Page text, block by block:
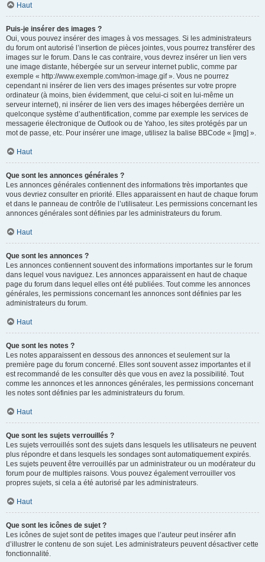
Haut
Puis-je insérer des images ?
Oui, vous pouvez insérer des images à vos messages. Si les administrateurs
du forum ont autorisé l’insertion de pièces jointes, vous pourrez transférer des
images sur le forum. Dans le cas contraire, vous devrez insérer un lien vers
une image distante, hébergée sur un serveur internet public, comme par
exemple « http://www.exemple.com/mon-image.gif ». Vous ne pourrez
cependant ni insérer de lien vers des images présentes sur votre propre
ordinateur (à moins, bien évidemment, que celui-ci soit en lui-même un
serveur internet), ni insérer de lien vers des images hébergées derrière un
quelconque système d’authentification, comme par exemple les services de
messagerie électronique de Outlook ou de Yahoo, les sites protégés par un
mot de passe, etc. Pour insérer une image, utilisez la balise BBCode « [img] ».
Haut
Que sont les annonces générales ?
Les annonces générales contiennent des informations très importantes que
vous devriez consulter en priorité. Elles apparaissent en haut de chaque forum
et dans le panneau de contrôle de l’utilisateur. Les permissions concernant les
annonces générales sont définies par les administrateurs du forum.
Haut
Que sont les annonces ?
Les annonces contiennent souvent des informations importantes sur le forum
dans lequel vous naviguez. Les annonces apparaissent en haut de chaque
page du forum dans lequel elles ont été publiées. Tout comme les annonces
générales, les permissions concernant les annonces sont définies par les
administrateurs du forum.
Haut
Que sont les notes ?
Les notes apparaissent en dessous des annonces et seulement sur la
première page du forum concerné. Elles sont souvent assez importantes et il
est recommandé de les consulter dès que vous en avez la possibilité. Tout
comme les annonces et les annonces générales, les permissions concernant
les notes sont définies par les administrateurs du forum.
Haut
Que sont les sujets verrouillés ?
Les sujets verrouillés sont des sujets dans lesquels les utilisateurs ne peuvent
plus répondre et dans lesquels les sondages sont automatiquement expirés.
Les sujets peuvent être verrouillés par un administrateur ou un modérateur du
forum pour de multiples raisons. Vous pouvez également verrouiller vos
propres sujets, si cela a été autorisé par les administrateurs.
Haut
Que sont les icônes de sujet ?
Les icônes de sujet sont de petites images que l’auteur peut insérer afin
d’illustrer le contenu de son sujet. Les administrateurs peuvent désactiver cette
fonctionnalité.